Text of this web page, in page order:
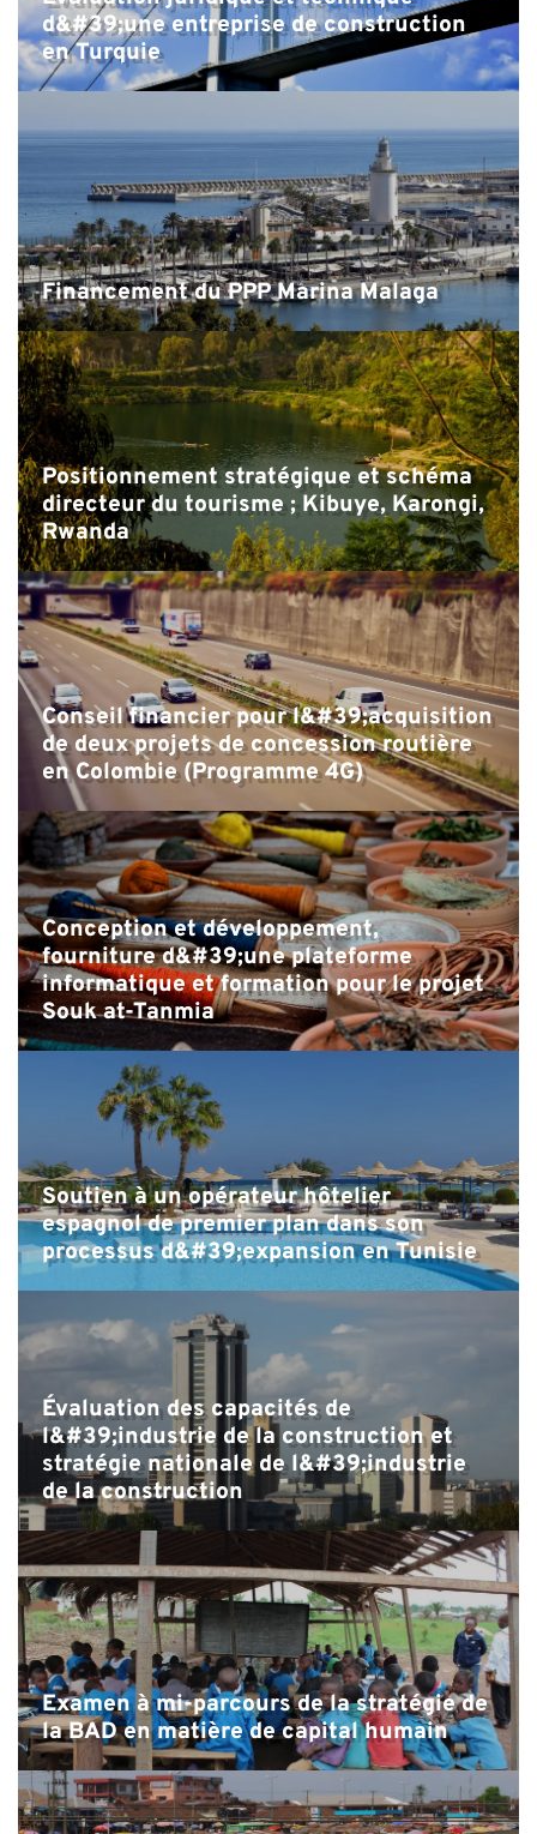
d&#39;une entreprise de construction
en Turquie
Financement du PPP Marina Malaga
Positionnement stratégique et schéma
directeur du tourisme ; Kibuye, Karongi,
Rwanda
Conseil financier pour l&#39;acquisition
de deux projets de concession routière
en Colombie (Programme 4G)
Conception et développement,
fourniture d&#39;une plateforme
informatique et formation pour le projet
Souk at-Tanmia
Soutien à un opérateur hôtelier
espagnol de premier plan dans son
processus d&#39;expansion en Tunisie
Évaluation des capacités de
l&#39;industrie de la construction et
stratégie nationale de l&#39;industrie
de la construction
Examen à mi-parcours de la stratégie de
la BAD en matière de capital humain